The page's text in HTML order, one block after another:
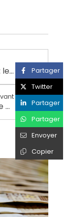
Chasse aux Boîtes à Clés : les alternatives !
Investir en LMNP ancien : le guide pour une rentabilité maximale avec Mademoiselle Izia conciergerie
Partager
Twitter
Partager
Partager
Envoyer
Copier